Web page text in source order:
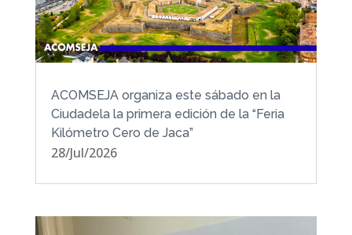
ACOMSEJA organiza este sábado en la
Ciudadela la primera edición de la “Feria
Kilómetro Cero de Jaca”
28/Jul/2026